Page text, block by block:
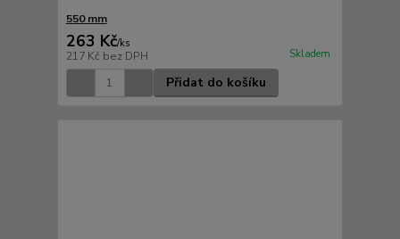
550 mm
263 Kč/ks
217 Kč bez DPH Skladem
Přidat do košíku